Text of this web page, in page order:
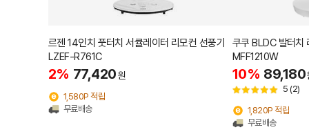
르젠 14인치 풋터치 서큘레이터 리모컨 선풍기
LZEF-R761C
2% 77,420원
1,580P 적립
무료배송
쿠쿠 BLDC 발터치
MFF1210W
10% 89,180
5 (2)
1,820P 적립
무료배송